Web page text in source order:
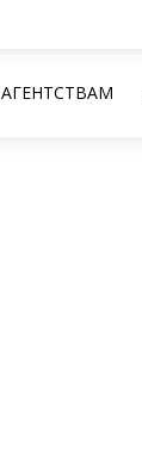
АГЕНТСТВАМ